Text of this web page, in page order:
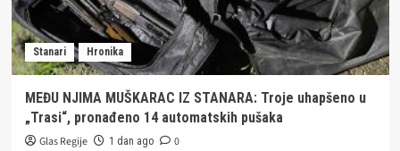
Stanari Hronika
MEĐU NJIMA MUŠKARAC IZ STANARA: Troje uhapšeno u
„Trasi“, pronađeno 14 automatskih pušaka
Glas Regije 1 dan ago 0